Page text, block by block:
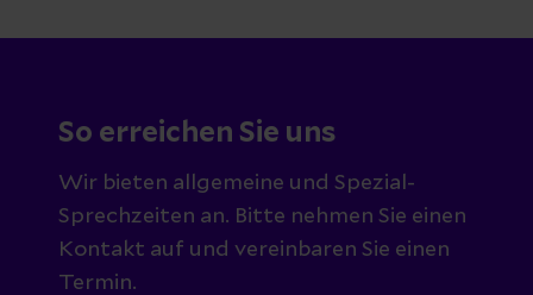
So erreichen Sie uns
Wir bieten allgemeine und Spezial-
Sprechzeiten an. Bitte nehmen Sie einen
Kontakt auf und vereinbaren Sie einen
Termin.